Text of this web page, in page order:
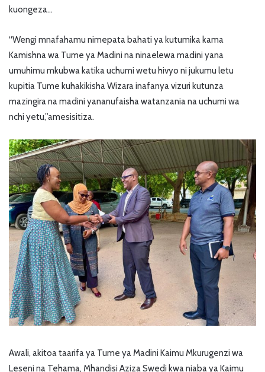
kuongeza…
“Wengi mnafahamu nimepata bahati ya kutumika kama
Kamishna wa Tume ya Madini na ninaelewa madini yana
umuhimu mkubwa katika uchumi wetu hivyo ni jukumu letu
kupitia Tume kuhakikisha Wizara inafanya vizuri kutunza
mazingira na madini yananufaisha watanzania na uchumi wa
nchi yetu,”amesisitiza.
Awali, akitoa taarifa ya Tume ya Madini Kaimu Mkurugenzi wa
Leseni na Tehama, Mhandisi Aziza Swedi kwa niaba ya Kaimu